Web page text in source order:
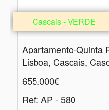
Cascais - VERDE
Apartamento-Quinta
Lisboa, Cascais,
655.000€
Ref: AP - 580